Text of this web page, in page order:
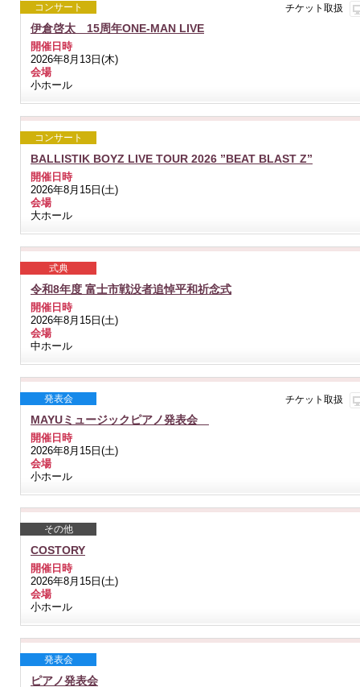
コンサート チケット取扱
伊倉啓太 15周年ONE-MAN LIVE
開催日時
2026年8月13日(木)
会場
小ホール
コンサート
BALLISTIK BOYZ LIVE TOUR 2026 ”BEAT BLAST Z”
開催日時
2026年8月15日(土)
会場
大ホール
式典
令和8年度 富士市戦没者追悼平和祈念式
開催日時
2026年8月15日(土)
会場
中ホール
発表会 チケット取扱
MAYUミュージックピアノ発表会
開催日時
2026年8月15日(土)
会場
小ホール
その他
COSTORY
開催日時
2026年8月15日(土)
会場
小ホール
発表会
ピアノ発表会